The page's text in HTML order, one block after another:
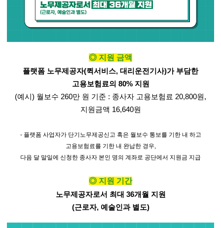
◎ 지원 금액
플랫폼 노무제공자(퀵서비스, 대리운전기사)가 부담한
고용보험료의 80% 지원
(예시 ) 월보수 260만 원 기준 : 종사자 고용보험료 20,800원,
지원금액 16,640원
- 플랫폼 사업자가 단기노무제공신고 혹은 월보수 통보를 기한 내 하고
고용보험료를 기한 내 완납한 경우,
다음 달 말일에 신청한 종사자 본인 명의 계좌로 공단에서 지원금 지급
◎ 지원 기간
노무제공자로서 최대 36개월 지원
(근로자, 예술인과 별도)